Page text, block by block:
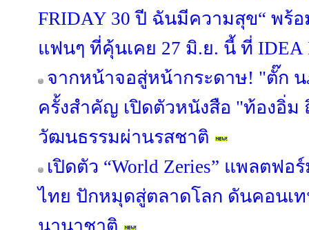
FRIDAY 30 ปี ฉันมีความสุข“ พร้
แฟนๆ ที่คุ้นเคย 27 มิ.ย. นี้ ที่ IDEA
จากหน้าจอสู่หน้ากระดาษ! "ตั๊ก
ครั้งสำคัญ เปิดตัวหนังสือ "ท้องอิ่ม
วัฒนธรรมผ่านรสชาติ
เปิดตัว “World Zeries” แพลตฟ
ไทย ปักหมุดสู่ตลาดโลก ดันคอนเ
นานาชาติ